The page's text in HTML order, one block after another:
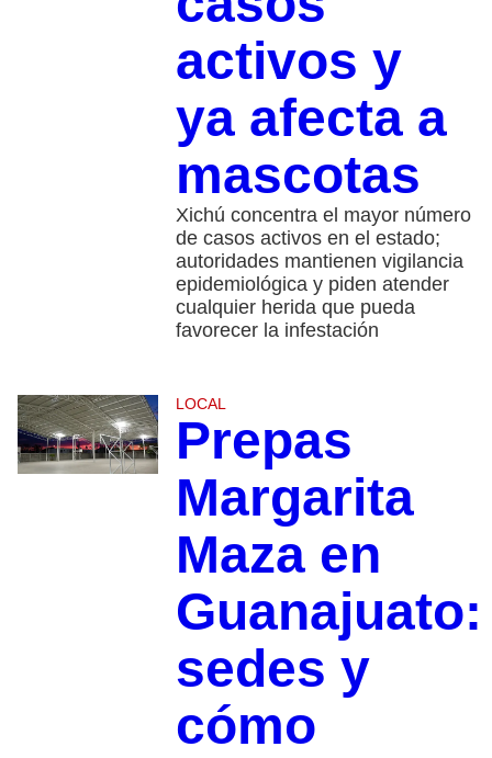
activos y
ya afecta a
mascotas
Xichú concentra el mayor número
de casos activos en el estado;
autoridades mantienen vigilancia
epidemiológica y piden atender
cualquier herida que pueda
favorecer la infestación
LOCAL
Prepas
Margarita
Maza en
Guanajuato:
sedes y
cómo